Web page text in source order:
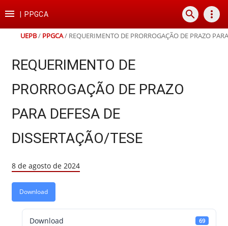
para
conteúdo
para
para
para
rodapé
 PPGCA search more_vert
UEPB/ PPGCA/ REQUERIMENTO DE PRORROGAÇÃO DE PRAZO
REQUERIMENTO DE
PRORROGAÇÃO DE PRAZO
PARA DEFESA DE
DISSERTAÇÃO/TESE
8 de agosto de 2024
Download
Download 69